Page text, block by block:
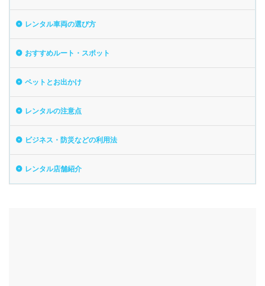
レンタル車両の選び方
おすすめルート・スポット
ペットとお出かけ
レンタルの注意点
ビジネス・防災などの利用法
レンタル店舗紹介